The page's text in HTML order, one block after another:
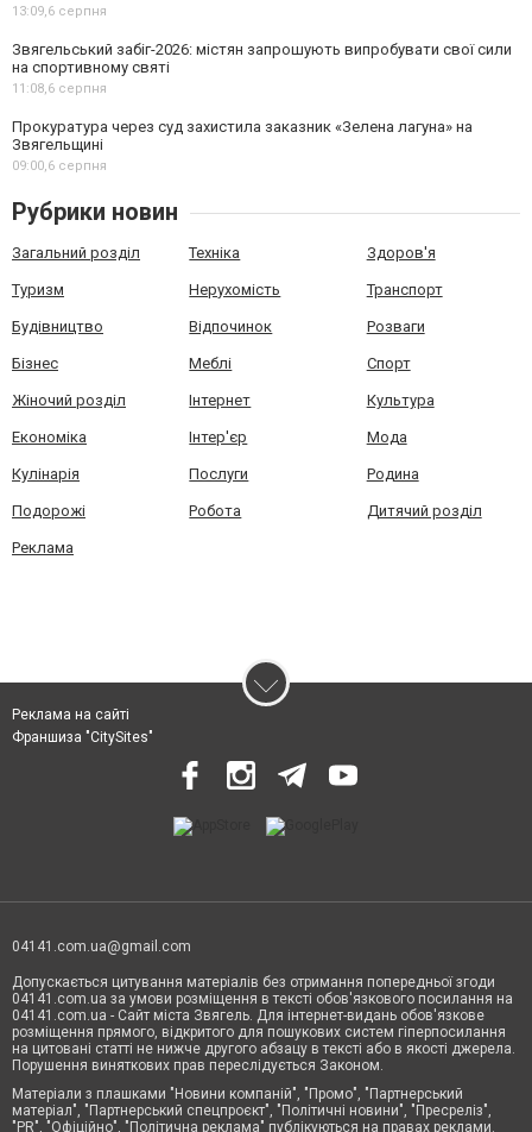
13:09,6 серпня
Звягельський забіг-2026: містян запрошують випробувати свої сили
на спортивному святі
11:08,6 серпня
Прокуратура через суд захистила заказник «Зелена лагуна» на
Звягельщині
09:00,6 серпня
Рубрики новин
Загальний розділ Техніка Здоров'я
Туризм Нерухомість Транспорт
Будівництво Відпочинок Розваги
Бізнес Меблі Спорт
Жіночий розділ Інтернет Культура
Економіка Інтер'єр Мода
Кулінарія Послуги Родина
Подорожі Робота Дитячий розділ
Реклама
Реклама на сайті
Франшиза "CitySites"
04141.com.ua@gmail.com
Допускається цитування матеріалів без отримання попередньої згоди
04141.com.ua за умови розміщення в тексті обов'язкового посилання на
04141.com.ua - Сайт міста Звягель. Для інтернет-видань обов'язкове
розміщення прямого, відкритого для пошукових систем гіперпосилання
на цитовані статті не нижче другого абзацу в тексті або в якості джерела.
Порушення виняткових прав переслідується Законом.
Матеріали з плашками "Новини компаній", "Промо", "Партнерський
матеріал", "Партнерський спецпроєкт", "Політичні новини", "Пресреліз",
"PR", "Офіційно", "Політична реклама" публікуються на правах реклами.